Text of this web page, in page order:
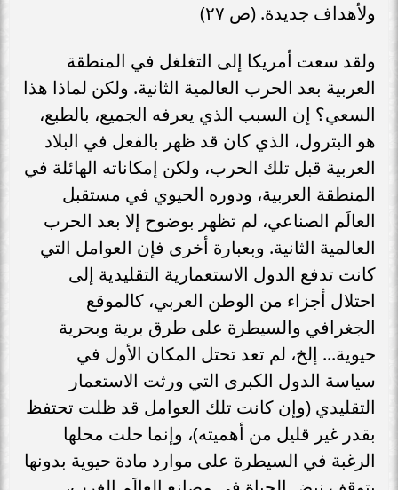
ولأهداف جديدة. (ص ٢٧)
ولقد سعت أمريكا إلى التغلغل في المنطقة
العربية بعد الحرب العالمية الثانية. ولكن لماذا هذا
السعي؟ إن السبب الذي يعرفه الجميع، بالطبع،
هو البترول، الذي كان قد ظهر بالفعل في البلاد
العربية قبل تلك الحرب، ولكن إمكاناته الهائلة في
المنطقة العربية، ودوره الحيوي في مستقبل
العالَم الصناعي، لم تظهر بوضوح إلا بعد الحرب
العالمية الثانية. وبعبارة أخرى فإن العوامل التي
كانت تدفع الدول الاستعمارية التقليدية إلى
احتلال أجزاء من الوطن العربي، كالموقع
الجغرافي والسيطرة على طرق برية وبحرية
حيوية... إلخ، لم تعد تحتل المكان الأول في
سياسة الدول الكبرى التي ورثت الاستعمار
التقليدي (وإن كانت تلك العوامل قد ظلت تحتفظ
بقدر غير قليل من أهميته)، وإنما حلت محلها
الرغبة في السيطرة على موارد مادة حيوية بدونها